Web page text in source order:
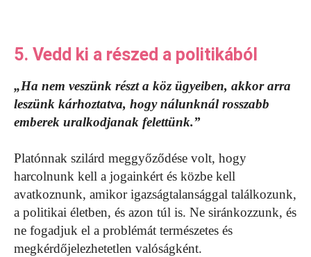
5. Vedd ki a részed a politikából
„Ha nem veszünk részt a köz ügyeiben, akkor arra
leszünk kárhoztatva, hogy nálunknál rosszabb
emberek uralkodjanak felettünk.”
Platónnak szilárd meggyőződése volt, hogy
harcolnunk kell a jogainkért és közbe kell
avatkoznunk, amikor igazságtalansággal találkozunk,
a politikai életben, és azon túl is. Ne siránkozzunk, és
ne fogadjuk el a problémát természetes és
megkérdőjelezhetetlen valóságként.